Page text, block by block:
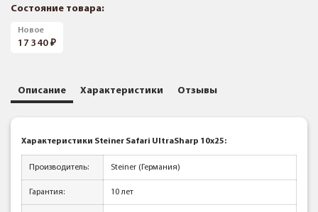
Состояние товара:
Новое
17 340
Описание Характеристики Отзывы
Характеристики Steiner Safari UltraSharp 10x25:
Производитель: Steiner (Германия)
Гарантия: 10 лет